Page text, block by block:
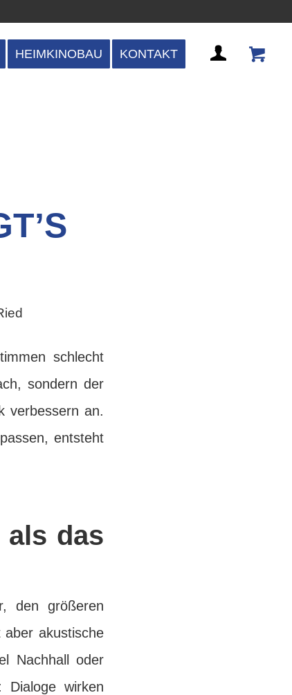
HEIMKINOBAU KONTAKT
schlecht
sondern der
verbessern an.
entsteht
das
den größeren
akustische
Nachhall oder
wirken